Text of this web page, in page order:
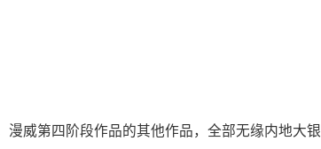
威第四阶段作品的其他作品，全部无缘内地大银